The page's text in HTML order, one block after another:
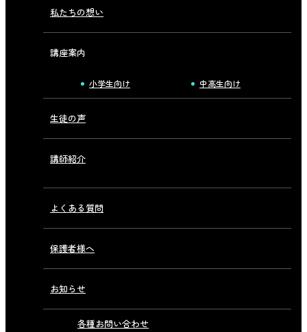
私たちの想い
講座案内
小学生向け 中高生向け
生徒の声
講師紹介
よくある質問
保護者様へ
お知らせ
各種お問い合わせ